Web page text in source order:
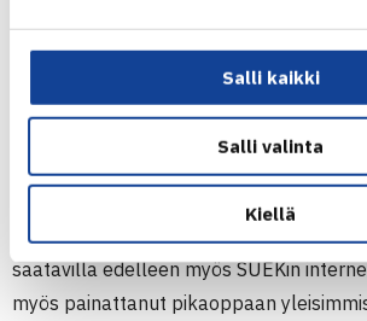
Salli kaikki
Salli valinta
Kiellä
samannimisiä lääkevalmisteita, jotka
lääkeaineita. KAMU-lääkehausta ei
ulkomailta hankittujen lääkkeiden
mobiilisovelluksessa on myös linkkejä
lääkehakuihin.
Luettelo kielletyistä aineista ja
saatavilla edelleen myös SUEKin
myös painattanut pikaoppaan